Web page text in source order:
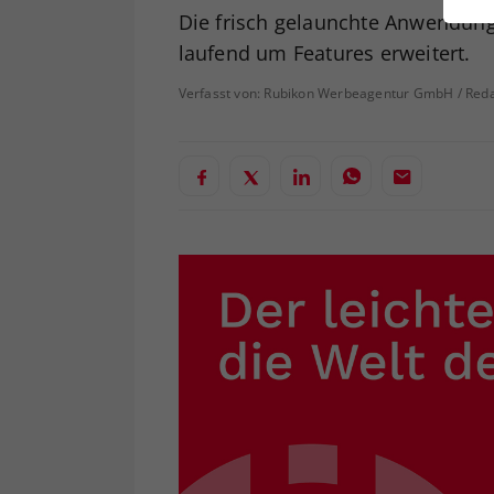
Die frisch gelaunchte
laufend um Features erweitert.
Verfasst von: Rubikon Werbeagentur GmbH /